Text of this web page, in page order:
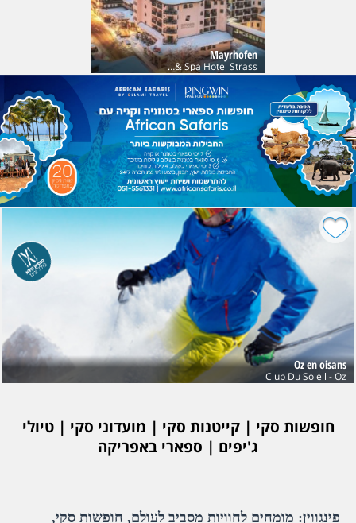
Mayrhofen
Sport & Spa Hotel Strass
Oz en oisans
Club Du Soleil - Oz
חופשות סקי | קייטנות סקי | מועדוני סקי | טיולי
ג'יפים | ספארי באפריקה
פינגווין: מומחים לחוויות מסביב לעולם, חופשות סקי,